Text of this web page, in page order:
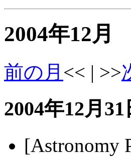
2004年12月
前の月 << | >>
2004年12月31
[Astronomy